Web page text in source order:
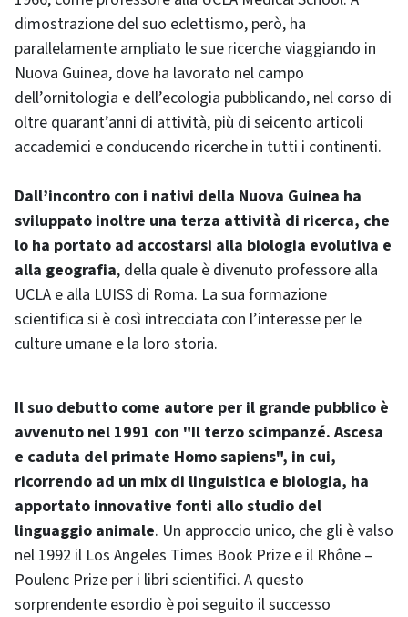
dimostrazione del suo eclettismo, però, ha
parallelamente ampliato le sue ricerche viaggiando in
Nuova Guinea, dove ha lavorato nel campo
dell’ornitologia e dell’ecologia pubblicando, nel corso di
oltre quarant’anni di attività, più di seicento articoli
accademici e conducendo ricerche in tutti i continenti.
Dall’incontro con i nativi della Nuova Guinea ha
sviluppato inoltre una terza attività di ricerca, che
lo ha portato ad accostarsi alla biologia evolutiva e
alla geografia, della quale è divenuto professore alla
UCLA e alla LUISS di Roma. La sua formazione
scientifica si è così intrecciata con l’interesse per le
culture umane e la loro storia.
Il suo debutto come autore per il grande pubblico è
avvenuto nel 1991 con "Il terzo scimpanzé. Ascesa
e caduta del primate Homo sapiens", in cui,
ricorrendo ad un mix di linguistica e biologia, ha
apportato innovative fonti allo studio del
linguaggio animale. Un approccio unico, che gli è valso
nel 1992 il Los Angeles Times Book Prize e il Rhône –
Poulenc Prize per i libri scientifici. A questo
sorprendente esordio è poi seguito il successo